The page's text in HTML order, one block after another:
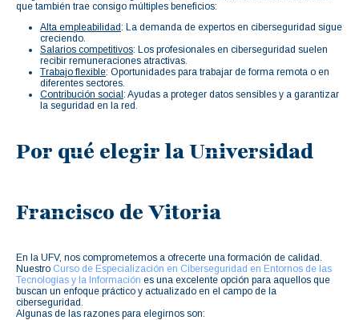
que también trae consigo múltiples beneficios:
Alta empleabilidad: La demanda de expertos en ciberseguridad sigue
creciendo.
Salarios competitivos: Los profesionales en ciberseguridad suelen
recibir remuneraciones atractivas.
Trabajo flexible: Oportunidades para trabajar de forma remota o en
diferentes sectores.
Contribución social : Ayudas a proteger datos sensibles y a garantizar
la seguridad en la red.
Por qué elegir la Universidad
Francisco de Vitoria
En la UFV, nos comprometemos a ofrecerte una formación de calidad.
Nuestro Curso de Especialización en Ciberseguridad en Entornos de las
Tecnologías y la Información es una excelente opción para aquellos que
buscan un enfoque práctico y actualizado en el campo de la
ciberseguridad.
Algunas de las razones para elegirnos son: